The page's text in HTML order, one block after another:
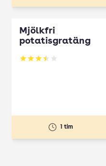
Mjölkfri
potatisgratäng
Betyg: 3.52 av 5
1 tim